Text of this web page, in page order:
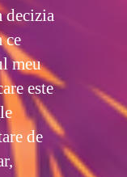
decizia
ce
meu
este
de